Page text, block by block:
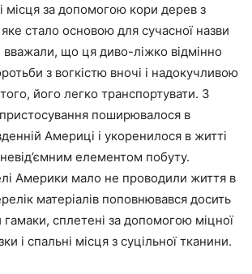
місця за допомогою кори дерев з
стало основою для сучасної назви
вважали, що ця диво-ліжко відмінно
з вогкістю вночі і надокучливою
його легко транспортувати. З
поширювалося в
Америці і укоренилося в житті
елементом побуту.
Америки мало не проводили життя в
матеріалів поповнювався досить
сплетені за допомогою міцної
і спальні місця з суцільної тканини.